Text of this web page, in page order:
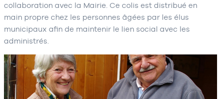
collaboration avec la Mairie. Ce colis est distribué en
main propre chez les personnes âgées par les élus
municipaux afin de maintenir le lien social avec les
administrés.